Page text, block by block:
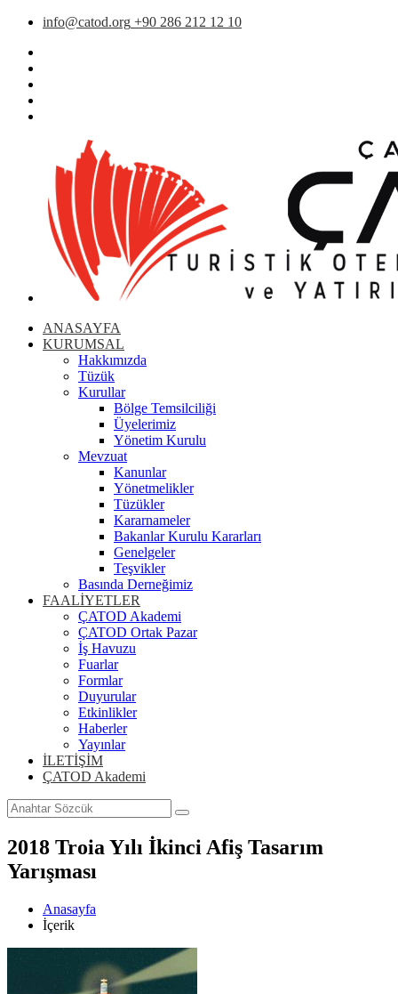
info@catod.org +90 286 212 12 10
ANASAYFA
KURUMSAL
Hakkımızda
Tüzük
Kurullar
Bölge Temsilciliği
Üyelerimiz
Yönetim Kurulu
Mevzuat
Kanunlar
Yönetmelikler
Tüzükler
Kararnameler
Bakanlar Kurulu Kararları
Genelgeler
Teşvikler
Basında Derneğimiz
FAALİYETLER
ÇATOD Akademi
ÇATOD Ortak Pazar
İş Havuzu
Fuarlar
Formlar
Duyurular
Etkinlikler
Haberler
Yayınlar
İLETİŞİM
ÇATOD Akademi
2018 Troia Yılı İkinci Afiş Tasarım
Yarışması
Anasayfa
İçerik